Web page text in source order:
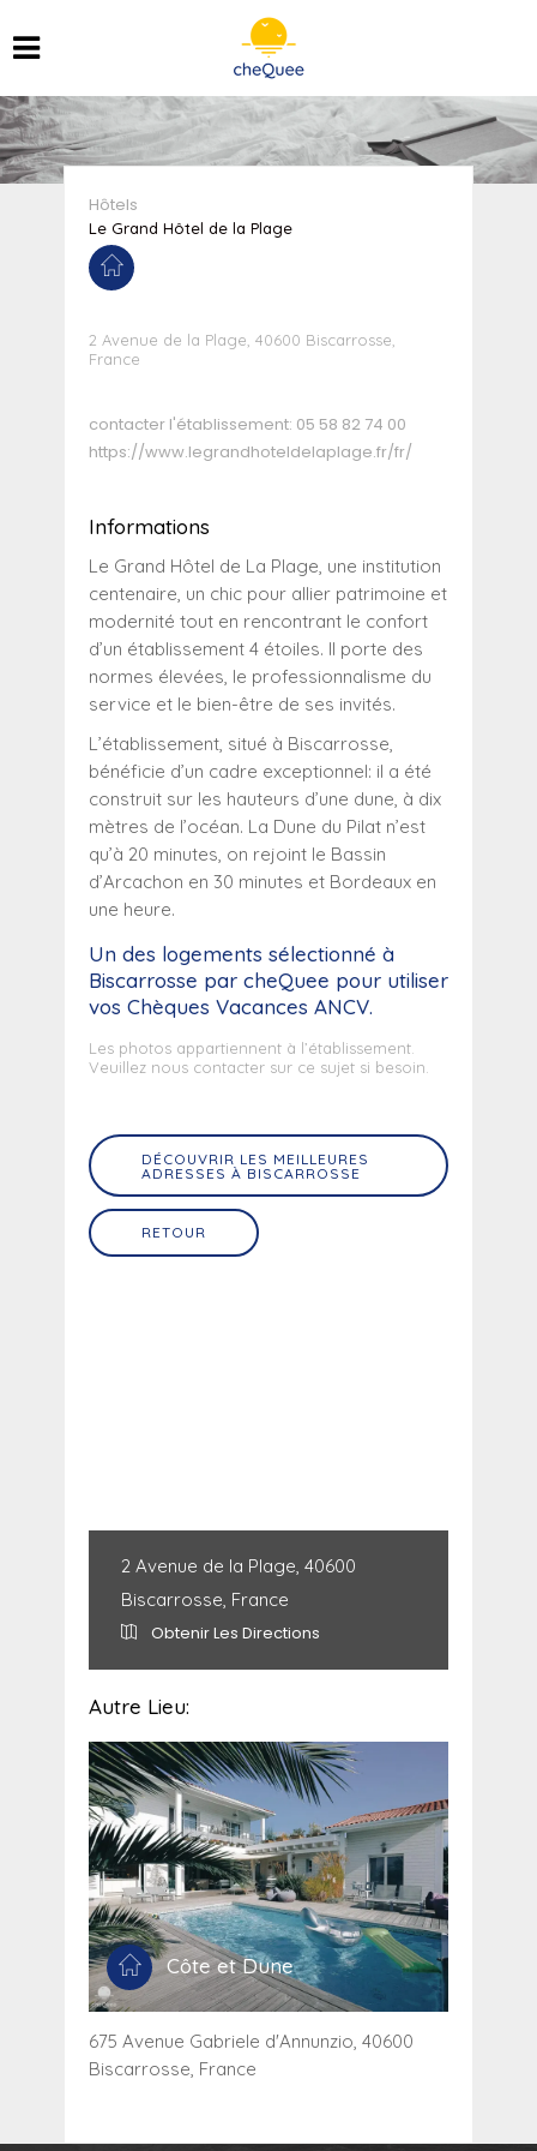
Hôtels
Le Grand Hôtel de la Plage
2 Avenue de la Plage, 40600 Biscarrosse,
France
contacter l'établissement: 05 58 82 74 00
https://www.legrandhoteldelaplage.fr/fr/
Informations
Le Grand Hôtel de La Plage, une institution
centenaire, un chic pour allier patrimoine et
modernité tout en rencontrant le confort
d’un établissement 4 étoiles. Il porte des
normes élevées, le professionnalisme du
service et le bien-être de ses invités.
L’établissement, situé à Biscarrosse,
bénéficie d’un cadre exceptionnel: il a été
construit sur les hauteurs d’une dune, à dix
mètres de l’océan. La Dune du Pilat n’est
qu’à 20 minutes, on rejoint le Bassin
d’Arcachon en 30 minutes et Bordeaux en
une heure.
Un des logements sélectionné à
Biscarrosse par cheQuee pour utiliser
vos Chèques Vacances ANCV.
Les photos appartiennent à l’établissement.
Veuillez nous contacter sur ce sujet si besoin.
DÉCOUVRIR LES MEILLEURES
ADRESSES À BISCARROSSE
RETOUR
2 Avenue de la Plage, 40600
Biscarrosse, France
Obtenir Les Directions
Autre Lieu:
Côte et Dune
675 Avenue Gabriele d'Annunzio, 40600
Biscarrosse, France